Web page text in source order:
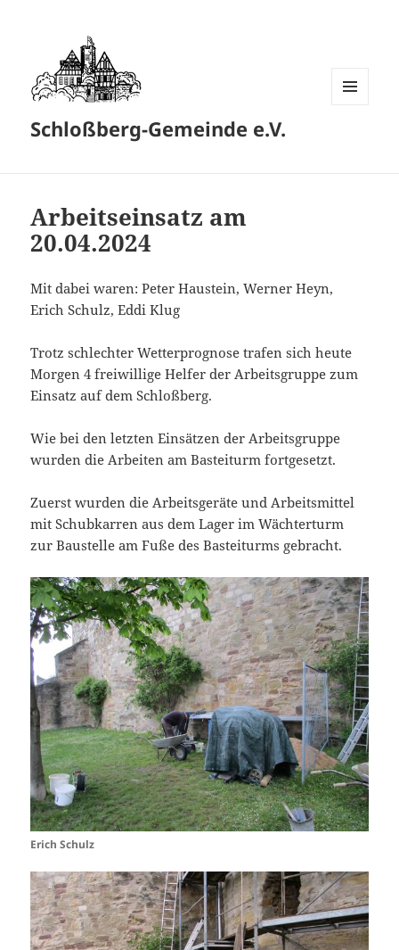
Schloßberg-Gemeinde e.V.
Arbeitseinsatz am
20.04.2024
Mit dabei waren: Peter Haustein, Werner Heyn,
Erich Schulz, Eddi Klug
Trotz schlechter Wetterprognose trafen sich heute
Morgen 4 freiwillige Helfer der Arbeitsgruppe zum
Einsatz auf dem Schloßberg.
Wie bei den letzten Einsätzen der Arbeitsgruppe
wurden die Arbeiten am Basteiturm fortgesetzt.
Zuerst wurden die Arbeitsgeräte und Arbeitsmittel
mit Schubkarren aus dem Lager im Wächterturm
zur Baustelle am Fuße des Basteiturms gebracht.
Erich Schulz